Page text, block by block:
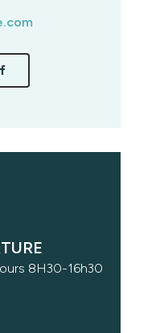
8H30-16h30